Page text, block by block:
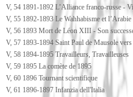
V, 54 1891-1892 L’Alliance franco-russe -
V, 55 1892-1893 Le Wahhabisme et l’Arabie
V, 56 1893 Mort de Léon XIII - Son
V, 57 1893-1894 Saint Paul de Mausole
V, 58 1894-1895 Travailleurs, Travailleuses
V, 59 1895 La comète de 1895
V, 60 1896 Tournant scientifique
V, 61 1896-1897 Infanzia dell'Italia